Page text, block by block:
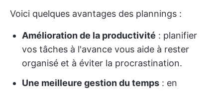
Voici quelques avantages des plannings :
Amélioration de la productivité : planifier
vos tâches à l'avance vous aide à rester
organisé et à éviter la procrastination.
Une meilleure gestion du temps : en